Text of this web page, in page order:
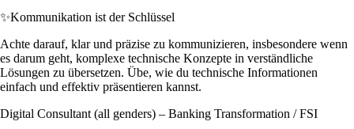
✨Kommunikation ist der Schlüssel
Achte darauf, klar und präzise zu kommunizieren, insbesondere wenn
es darum geht, komplexe technische Konzepte in verständliche
Lösungen zu übersetzen. Übe, wie du technische Informationen
einfach und effektiv präsentieren kannst.
Digital Consultant (all genders) – Banking Transformation / FSI